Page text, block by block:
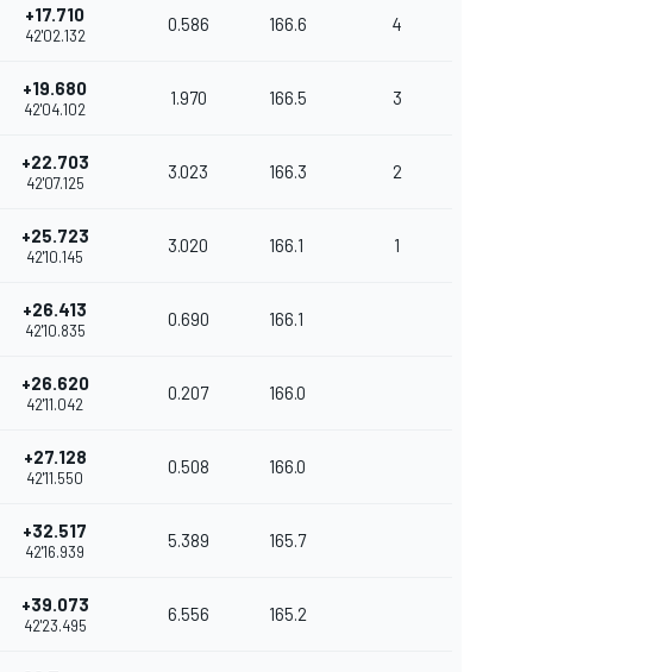
+17.710
42'02.132
0.586 166.6 4
+19.680
42'04.102
1.970 166.5 3
+22.703
42'07.125
3.023 166.3 2
+25.723
42'10.145
3.020 166.1 1
+26.413
42'10.835
0.690 166.1
+26.620
42'11.042
0.207 166.0
+27.128
42'11.550
0.508 166.0
+32.517
42'16.939
5.389 165.7
+39.073
42'23.495
6.556 165.2